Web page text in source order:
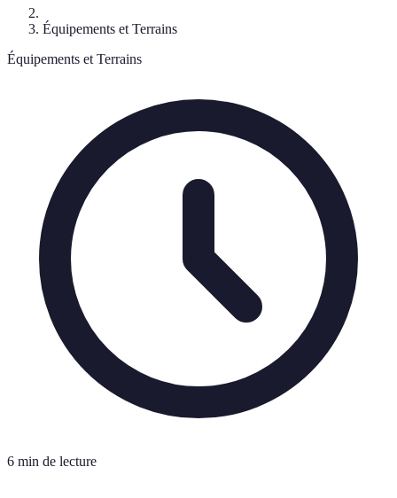
Équipements et Terrains
Équipements et Terrains
6 min de lecture